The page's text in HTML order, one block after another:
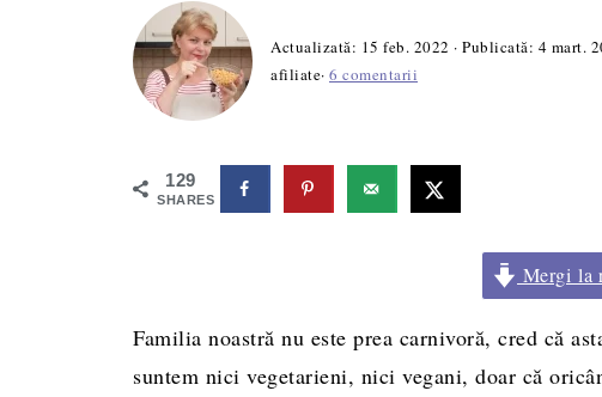
Actualizată: 15 feb. 2022 · Publicată: 4 mart.
afiliate· 6 comentarii
129
SHARES
Mergi la
Familia noastră nu este prea carnivoră, cred că
suntem nici vegetarieni, nici vegani, doar că